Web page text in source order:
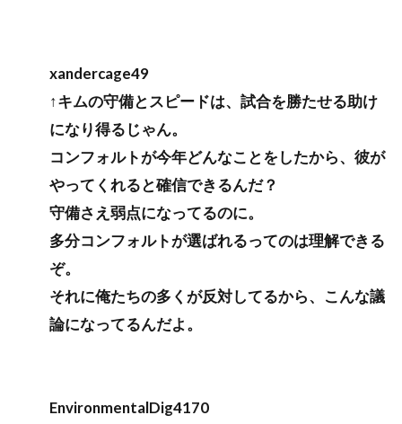
xandercage49
↑キムの守備とスピードは、試合を勝たせる助け
になり得るじゃん。
コンフォルトが今年どんなことをしたから、彼が
やってくれると確信できるんだ？
守備さえ弱点になってるのに。
多分コンフォルトが選ばれるってのは理解できる
ぞ。
それに俺たちの多くが反対してるから、こんな議
論になってるんだよ。
EnvironmentalDig4170